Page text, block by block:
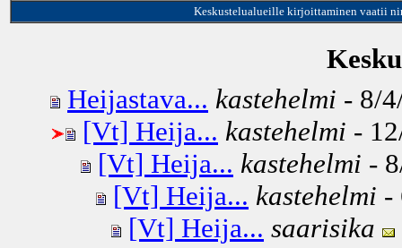
Keskustelualueille kirjoittaminen vaatii
Heijastava... kastehelmi - 8/
[Vt] Heija... kastehelmi -
[Vt] Heija... kastehelmi -
[Vt] Heija... kastehelmi -
[Vt] Heija... saarisika